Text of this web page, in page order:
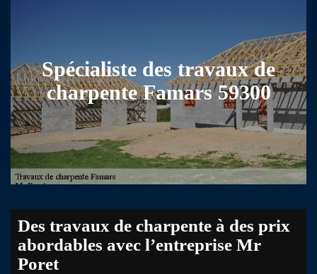
Spécialiste des travaux de
charpente Famars 59300
Des travaux de charpente à des prix
abordables avec l’entreprise Mr
Poret